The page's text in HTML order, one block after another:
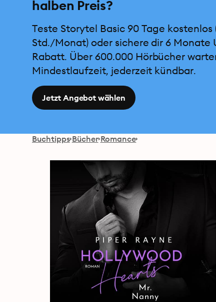
halben Preis?
Teste Storytel Basic 90 Tage kostenlos
Std./Monat) oder sichere dir 6
Rabatt. Über 600.000 Hörbücher
Mindestlaufzeit, jederzeit kündbar.
Jetzt Angebot wählen
Buchtipps Bücher Romance